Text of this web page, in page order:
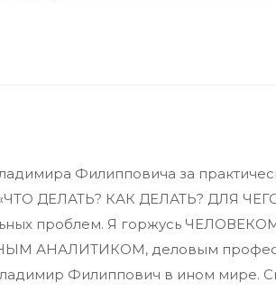
Филипповича за
ДЕЛАТЬ? КАК ДЕЛАТЬ? ДЛЯ
проблем. Я горжусь
АНАЛИТИКОМ, деловым
Филиппович в ином мире.